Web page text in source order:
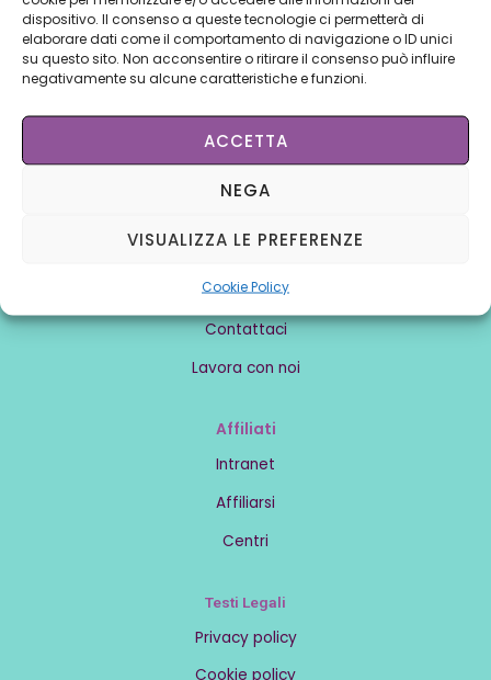
dispositivo. Il consenso a queste tecnologie ci permetterà di
elaborare dati come il comportamento di navigazione o ID unici
su questo sito. Non acconsentire o ritirare il consenso può influire
negativamente su alcune caratteristiche e funzioni.
ACCETTA
NEGA
VISUALIZZA LE PREFERENZE
Cookie Policy
SCARICA LA APP
Chi siamo
Contattaci
Lavora con noi
Affiliati
Intranet
Affiliarsi
Centri
Testi Legali
Privacy policy
Cookie policy